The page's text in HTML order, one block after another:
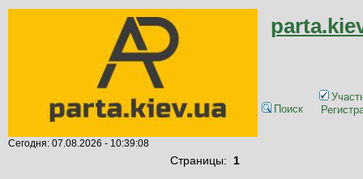
Поиск
Сегодня: 07.08.2026 - 10:39:08
Страницы: 1